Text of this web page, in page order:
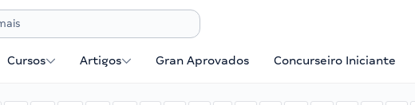
Cursos Artigos Gran Aprovados Concurseiro Iniciante